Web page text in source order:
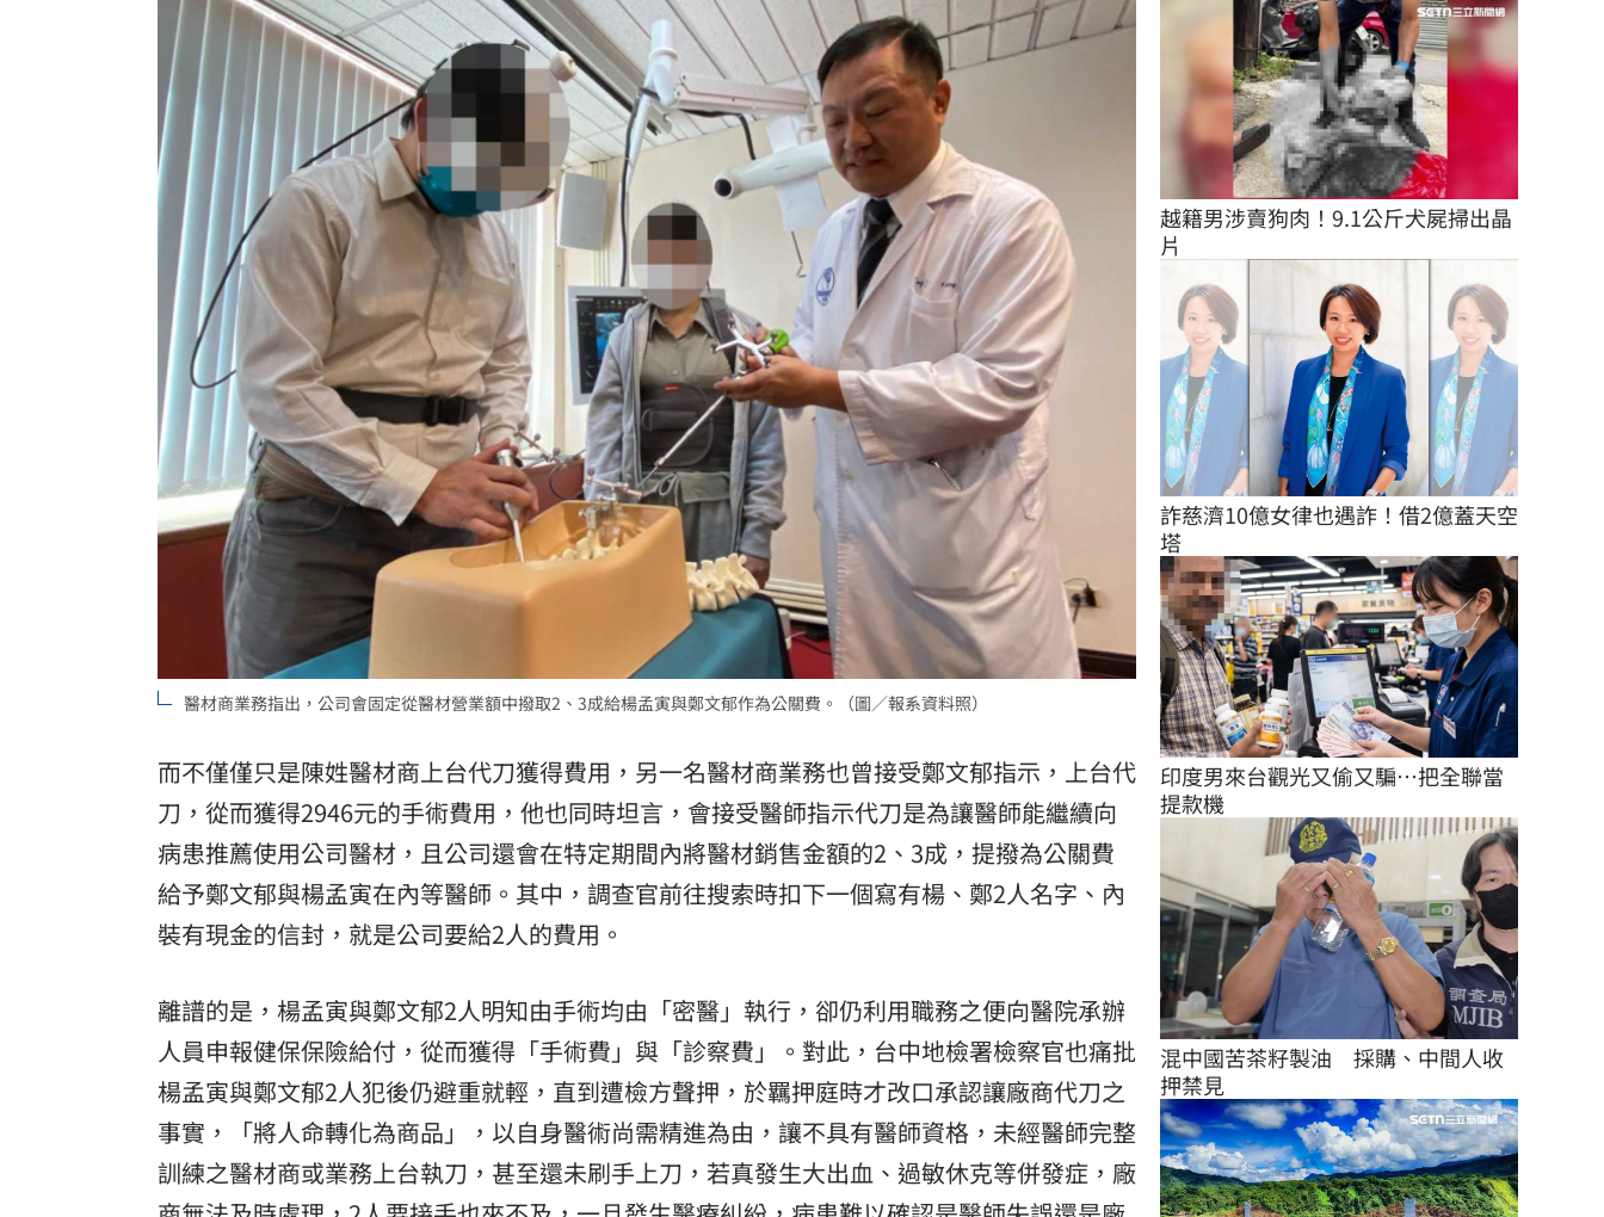
醫材商業務指出，公司會固定從醫材營業額中撥取2、3成給楊孟寅與鄭文郁作為公關費。（圖／報系資料照）
而不僅僅只是陳姓醫材商上台代刀獲得費用，另一名醫材商業務也曾接受鄭文郁指示，上台代
刀，從而獲得2946元的手術費用，他也同時坦言，會接受醫師指示代刀是為讓醫師能繼續向
病患推薦使用公司醫材，且公司還會在特定期間內將醫材銷售金額的2、3成，提撥為公關費
給予鄭文郁與楊孟寅在內等醫師。其中，調查官前往搜索時扣下一個寫有楊、鄭2人名字、內
裝有現金的信封，就是公司要給2人的費用。
離譜的是，楊孟寅與鄭文郁2人明知由手術均由「密醫」執行，卻仍利用職務之便向醫院承辦
人員申報健保保險給付，從而獲得「手術費」與「診察費」。對此，台中地檢署檢察官也痛批
楊孟寅與鄭文郁2人犯後仍避重就輕，直到遭檢方聲押，於羈押庭時才改口承認讓廠商代刀之
事實，「將人命轉化為商品」，以自身醫術尚需精進為由，讓不具有醫師資格，未經醫師完整
訓練之醫材商或業務上台執刀，甚至還未刷手上刀，若真發生大出血、過敏休克等併發症，廠
越籍男涉賣狗肉！9.1公斤犬屍掃出晶
片
詐慈濟10億女律也遇詐！借2億蓋天空
塔
印度男來台觀光又偷又騙…把全聯當
提款機
混中國苦茶籽製油　採購、中間人收
押禁見